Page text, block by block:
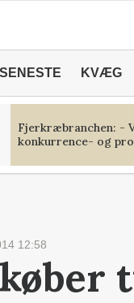
SENESTE KVÆG
Fjerkræbranchen: -
konkurrence- og
12:58